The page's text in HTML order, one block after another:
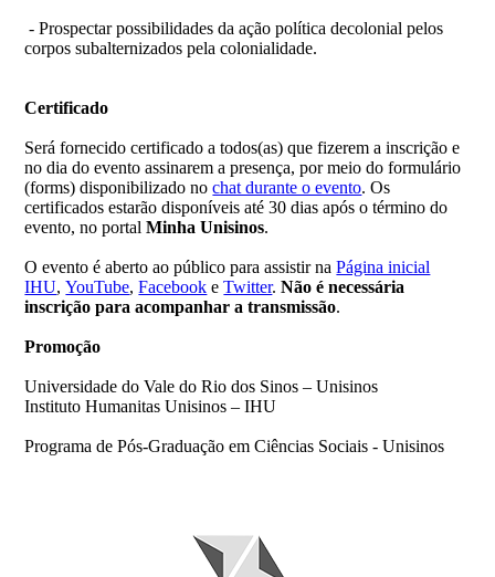
- Prospectar possibilidades da ação política decolonial pelos
corpos subalternizados pela colonialidade.
Certificado
Será fornecido certificado a todos(as) que fizerem a inscrição e
no dia do evento assinarem a presença, por meio do formulário
(forms) disponibilizado nochat durante o evento. Os
certificados estarão disponíveis até 30 dias após o término do
evento, no portalMinha Unisinos.
O evento é aberto ao público para assistir naPágina inicial
IHU,YouTube,Facebook eTwitter.Não é necessária
inscrição para acompanhar a transmissão.
Promoção
Universidade do Vale do Rio dos Sinos – Unisinos
Instituto Humanitas Unisinos – IHU
Programa de Pós-Graduação em Ciências Sociais - Unisinos